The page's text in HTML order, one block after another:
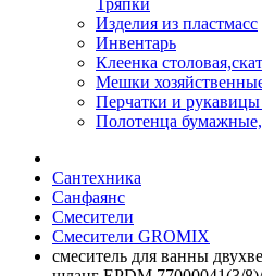
Тряпки
Изделия из пластмасс
Инвентарь
Клеенка
Мешки
Перчатки и рукавицы
Полотенца
Сантехника
Санфаянс
Смесители
Смесители GROMIX
смеситель для ванны